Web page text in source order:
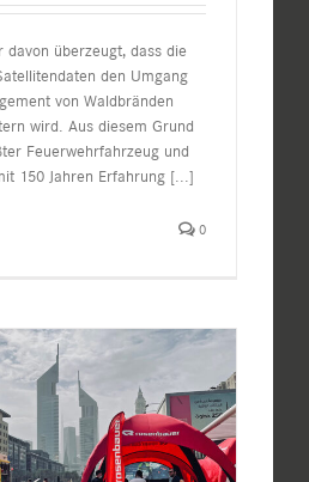
davon überzeugt, dass die
den Umgang
von Waldbränden
wird. Aus diesem Grund
Feuerwehrfahrzeug und
150 Jahren Erfahrung [...]
0